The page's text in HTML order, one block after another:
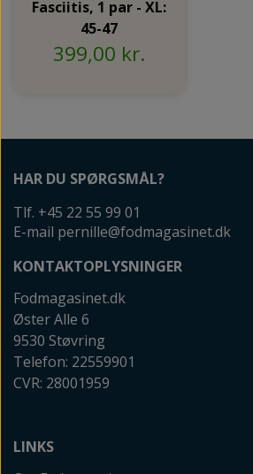
Fasciitis, 1 par - XL:
45-47
399,00 kr.
HAR DU SPØRGSMÅL?
Tlf. +45 22 55 99 01
E-mail pernille@fodmagasinet.dk
KONTAKTOPLYSNINGER
Fodmagasinet.dk
Øster Alle 6
9530 Støvring
Telefon: 22559901
CVR: 28001959
LINKS